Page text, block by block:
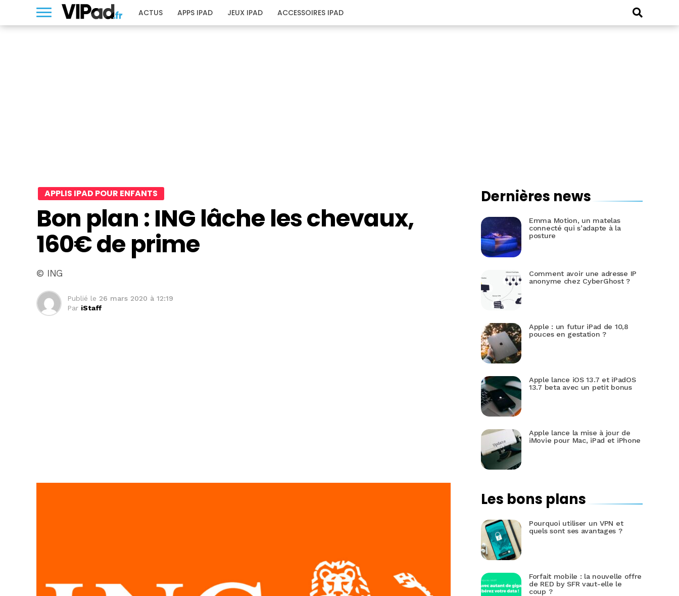
ACTUS APPS IPAD JEUX IPAD ACCESSOIRES IPAD
APPLIS IPAD POUR ENFANTS
Bon plan : ING lâche les chevaux,
160€ de prime
© ING
Publié le 26 mars 2020 à 12:19
Par iStaff
Dernières news
Emma Motion, un matelas
connecté qui s’adapte à la
posture
Comment avoir une adresse IP
anonyme chez CyberGhost ?
Apple : un futur iPad de 10,8
pouces en gestation ?
Apple lance iOS 13.7 et iPadOS
13.7 beta avec un petit bonus
Apple lance la mise à jour de
iMovie pour Mac, iPad et iPhone
Les bons plans
Pourquoi utiliser un VPN et
quels sont ses avantages ?
Forfait mobile : la nouvelle offre
de RED by SFR vaut-elle le
coup ?